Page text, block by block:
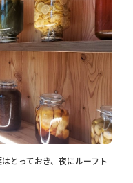
とっておき、夜にルーフト